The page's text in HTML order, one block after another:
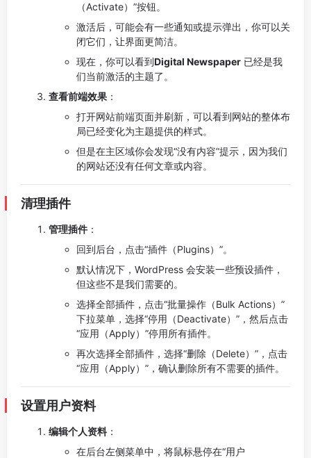
（Activate）”按钮。
激活后，可能会有一些通知或提示弹出，你可以关
闭它们，让界面更简洁。
现在，你可以看到Digital Newspaper 已经是我
们当前激活的主题了。
查看前端效果 ：
打开网站前端页面并刷新，可以看到网站的整体布
局已经变化为主题提供的样式。
但是在主区域你会发现“没有内容”提示，因为我们
的网站还没有任何文章或内容。
清理插件
管理插件 ：
回到后台，点击“插件（Plugins）”。
默认情况下，WordPress 会安装一些预设插件，
但这些不是我们需要的。
选择全部插件，点击“批量操作（Bulk Actions）”
下拉菜单，选择“停用（Deactivate）”，然后点击
“应用（Apply）”停用所有插件。
再次选择全部插件，选择“删除（Delete）”，点击
“应用（Apply）”，确认删除所有不需要的插件。
设置用户资料
编辑个人资料：
在后台左侧菜单中，将鼠标悬停在“用户